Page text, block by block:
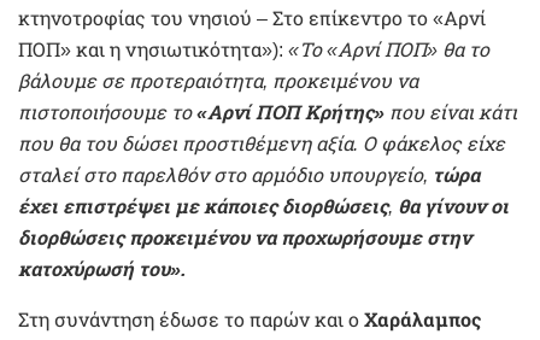
κτηνοτροφίας του νησιού – Στο επίκεντρο το «Αρνί
ΠΟΠ» και η νησιωτικότητα»): «Το «Αρνί ΠΟΠ» θα το
βάλουμε σε προτεραιότητα, προκειμένου να
πιστοποιήσουμε το«Αρνί ΠΟΠ Κρήτης» που είναι κάτι
που θα του δώσει προστιθέμενη αξία. Ο φάκελος είχε
σταλεί στο παρελθόν στο αρμόδιο υπουργείο, τώρα
έχει επιστρέψει με κάποιες διορθώσεις, θα γίνουν οι
διορθώσεις προκειμένου να προχωρήσουμε στην
κατοχύρωσή του».
Στη συνάντηση έδωσε το παρών και ο Χαράλαμπος